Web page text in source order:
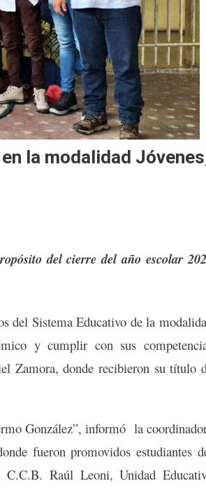
la modalidad
del cierre del año escolar
del Sistema Educativo de la
y cumplir con sus
Zamora, donde recibieron su título
González”, informó la
fueron promovidos estudiantes
Raúl Leoni, Unidad